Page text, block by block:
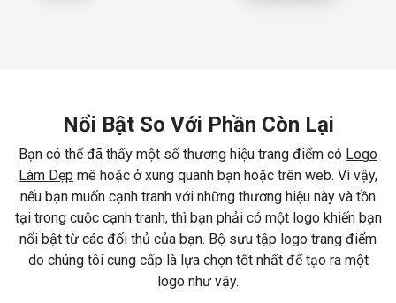
Nổi Bật So Với Phần Còn Lại
Bạn có thể đã thấy một số thương hiệu trang điểm có Logo
Làm Dẹp mê hoặc ở xung quanh bạn hoặc trên web. Vì vậy,
nếu bạn muốn cạnh tranh với những thương hiệu này và tồn
tại trong cuộc cạnh tranh, thì bạn phải có một logo khiến bạn
nổi bật từ các đối thủ của bạn. Bộ sưu tập logo trang điểm
do chúng tôi cung cấp là lựa chọn tốt nhất để tạo ra một
logo như vậy.